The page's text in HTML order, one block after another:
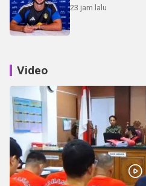
23 jam lalu
Video